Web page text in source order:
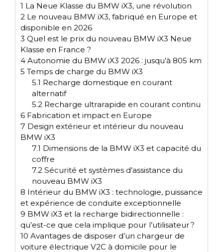
1 La Neue Klasse du BMW iX3, une révolution
2 Le nouveau BMW iX3, fabriqué en Europe et
disponible en 2026
3 Quel est le prix du nouveau BMW iX3 Neue
Klasse en France ?
4 Autonomie du BMW iX3 2026 : jusqu’à 805 km
5 Temps de charge du BMW iX3
5.1 Recharge domestique en courant
alternatif
5.2Recharge ultrarapide en courant continu
6 Fabrication et impact en Europe
7 Design extérieur et intérieur du nouveau
BMW iX3
7.1 Dimensions de la BMW iX3 et capacité du
coffre
7.2Sécurité et systèmes d’assistance du
nouveau BMW iX3
8 Intérieur du BMW iX3 : technologie, puissance
et expérience de conduite exceptionnelle
9 BMW iX3 et la recharge bidirectionnelle :
qu’est-ce que cela implique pour l’utilisateur ?
10 Avantages de disposer d’un chargeur de
voiture électrique V2C à domicile pour le